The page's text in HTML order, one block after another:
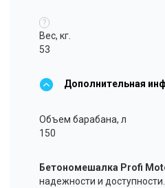
?
Вес, кг.
53
Дополнительная
Объем барабана, л
150
Бетономешалка Profi
надежности и